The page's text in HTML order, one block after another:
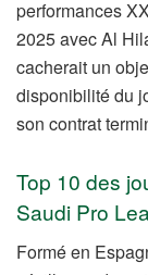
performances
2025 avec Al
cacherait un
disponibilité du
son contrat
Top 10 des
Saudi Pro
Formé en